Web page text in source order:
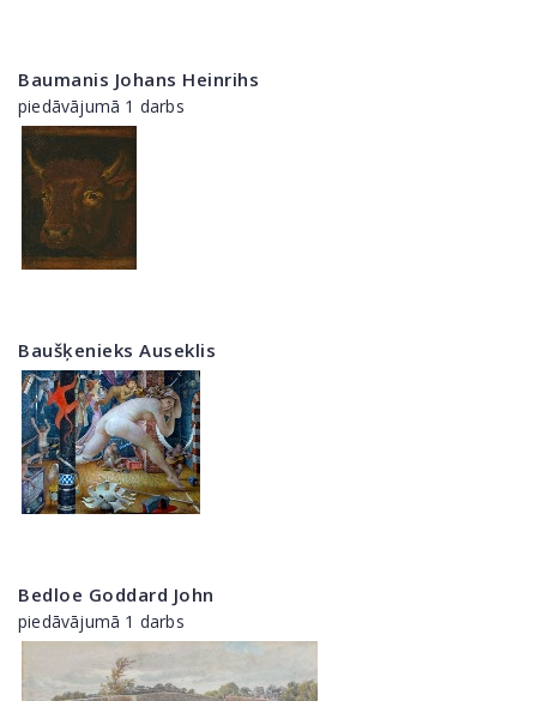
Baumanis Johans Heinrihs
piedāvājumā 1 darbs
Baušķenieks Auseklis
Bedloe Goddard John
piedāvājumā 1 darbs